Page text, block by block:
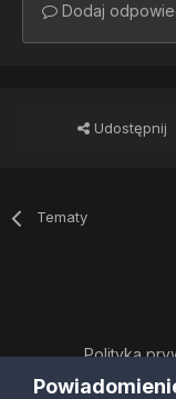
Dodaj
Udostępnij
Tematy
Polityka